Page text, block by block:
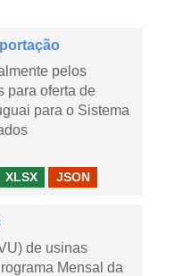
pelos
para oferta de
para o Sistema
XLSX JSON
de usinas
Mensal da